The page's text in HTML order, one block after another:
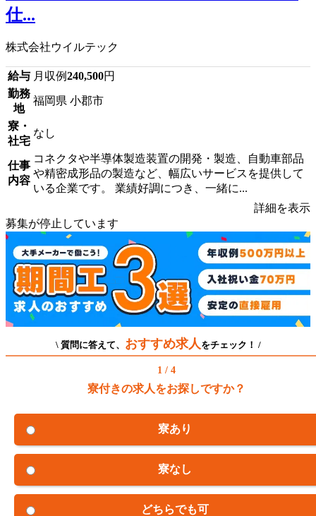
仕...
株式会社ウイルテック
給与 月収例240,500円
勤務
地
福岡県 小郡市
寮・
社宅
なし
仕事
内容
コネクタや半導体製造装置の開発・製造、自動車部品
や精密成形品の製造など、幅広いサービスを提供して
いる企業です。 業績好調につき、一緒に...
詳細を表示
募集が停止しています
\ 質問に答えて、 おすすめ求人 をチェック！ /
1 / 4
寮付きの求人をお探しですか？
寮あり
寮なし
どちらでも可